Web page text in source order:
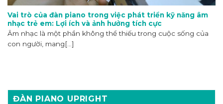
ĐÀN PIANO UPRIGHT
Vai trò của đàn piano trong việc phát triển kỹ năng âm
nhạc trẻ em: Lợi ích và ảnh hưởng tích cực
Âm nhạc là một phần không thể thiếu trong cuộc sống của
con người, mang[...]